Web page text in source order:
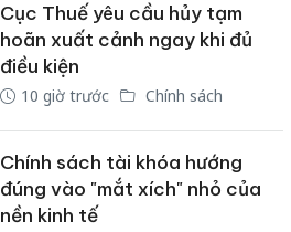
Cục Thuế yêu cầu hủy tạm
hoãn xuất cảnh ngay khi đủ
điều kiện
10 giờ trước Chính sách
Chính sách tài khóa hướng
đúng vào "mắt xích" nhỏ của
nền kinh tế